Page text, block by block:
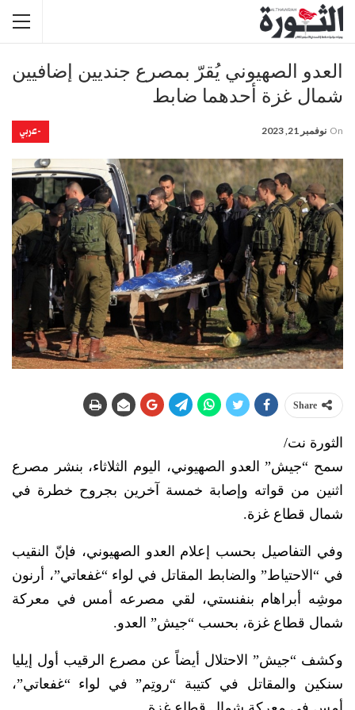
العدو الصهيوني يُقرّ بمصرع جنديين إضافيين
شمال غزة أحدهما ضابط
-عربي On نوفمبر 21, 2023
Share
الثورة نت/
سمح “جيش” العدو الصهيوني، اليوم الثلاثاء، بنشر مصرع
اثنين من قواته وإصابة خمسة آخرين بجروح خطرة في
شمال قطاع غزة.
وفي التفاصيل بحسب إعلام العدو الصهيوني، فإنّ النقيب
في “الاحتياط” والضابط المقاتل في لواء “غفعاتي”، أرنون
موشِه أبراهام بنفنستي، لقي مصرعه أمس في معركة
شمال قطاع غزة، بحسب “جيش” العدو.
وكشف “جيش” الاحتلال أيضاً عن مصرع الرقيب أول إيليا
سنكين والمقاتل في كتيبة “روتِم” في لواء “غفعاتي”،